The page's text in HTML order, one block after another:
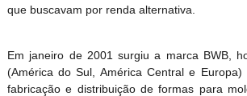
que buscavam por renda alternativa.
Em janeiro de 2001 surgiu a marca BWB,
(América do Sul, América Central e Europa)
fabricação e distribuição de formas para